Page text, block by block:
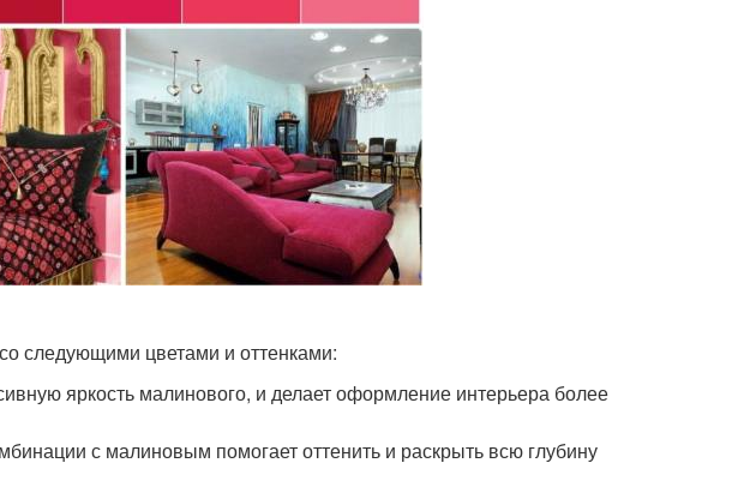
следующими цветами и оттенками:
яркость малинового, и делает оформление интерьера более
с малиновым помогает оттенить и раскрыть всю глубину